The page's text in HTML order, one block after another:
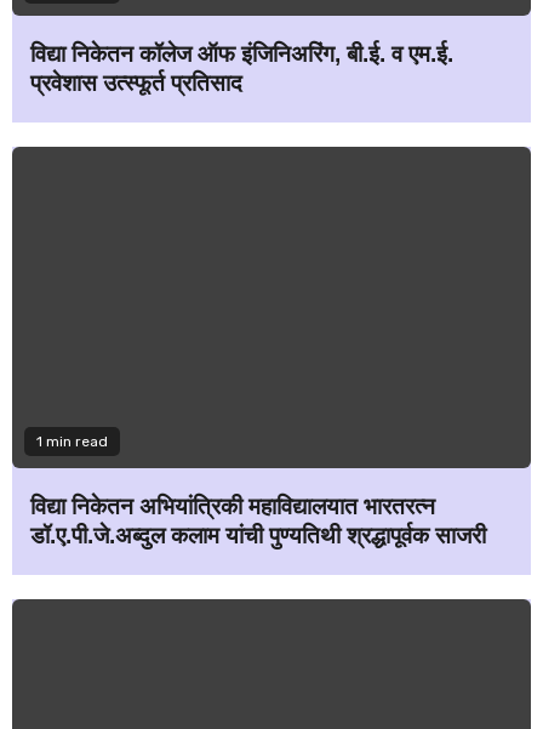
विद्या निकेतन कॉलेज ऑफ इंजिनिअरिंग, बी.ई. व एम.ई.
प्रवेशास उत्स्फूर्त प्रतिसाद
1 min read
विद्या निकेतन अभियांत्रिकी महाविद्यालयात भारतरत्न
डॉ.ए.पी.जे.अब्दुल कलाम यांची पुण्यतिथी श्रद्धापूर्वक साजरी